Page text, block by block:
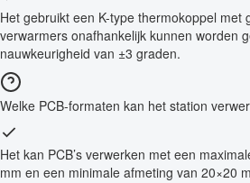
Het gebruikt een K-type thermokoppel met
verwarmers onafhankelijk kunnen worden
nauwkeurigheid van ±3 graden.
Welke PCB-formaten kan het station
Het kan PCB’s verwerken met een
mm en een minimale afmeting van 20×20